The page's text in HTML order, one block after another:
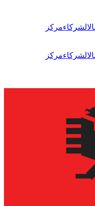
الشركاءمركز
الشركاءمركز